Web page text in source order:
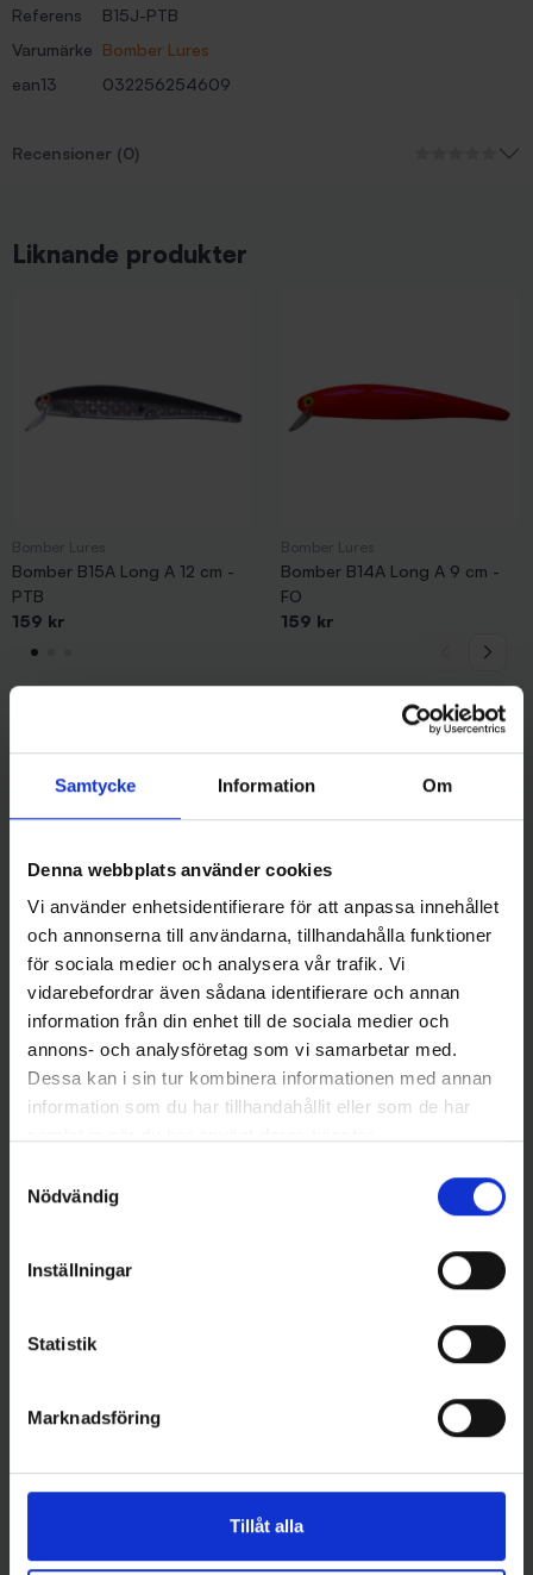
Samtycke Information Om
Denna webbplats använder cookies
Vi använder enhetsidentifierare för att anpassa innehållet
och annonserna till användarna, tillhandahålla funktioner
för sociala medier och analysera vår trafik. Vi
vidarebefordrar även sådana identifierare och annan
information från din enhet till de sociala medier och
annons- och analysföretag som vi samarbetar med.
Dessa kan i sin tur kombinera informationen med annan
information som du har tillhandahållit eller som de har
Nödvändig
Inställningar
Statistik
Marknadsföring
Tillåt alla
Referens
B15J-PTB
Varumärke Bomber Lures
ean13
032256254609
Recensioner (0)
Liknande produkter
Bomber B15A Long A 12 cm -
PTB
159 kr
Bomber B14A Long A 9 cm -
FO
159 kr
Andra gillade även
Bomber Lures
Bomber B15J Jointed Long A
159 kr
Bomber Lures
Bomber B14A Long A 9 cm -
159 kr